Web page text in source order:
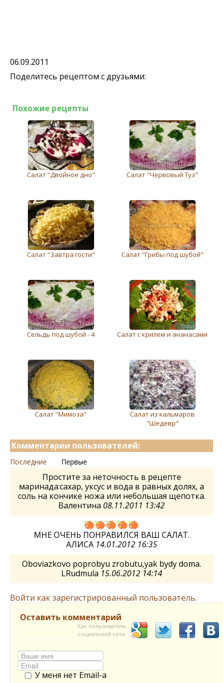
06.09.2011
Поделитесь рецептом с друзьями:
Похожие рецепты
Салат "Двойное дно" Салат "Червовый Туз"
Салат "Завтра гости" Салат "Грибы под шубой"
Сельдь под шубой - 4 Салат с крилем и ананасами
Салат "Мимоза"
Салат из кальмаров
"Шедевр"
Комментарии пользователей:
Последние Первые
Простите за неточность в рецепте
маринада:сахар, уксус и вода в равных долях, а
соль на кончике ножа или небольшая щепотка.
Валентина 08.11.2011 13:42
МНЕ ОЧЕНЬ ПОНРАВИЛСЯ ВАШ САЛАТ.
АЛИСА 14.01.2012 16:35
Oboviazkovo poprobyu zrobutu,yak bydy doma.
LRudmula 15.06.2012 14:14
Войти как зарегистрированный пользователь.
Оставить комментарий
Как пользователь
социальной сети
У меня нет Email-а